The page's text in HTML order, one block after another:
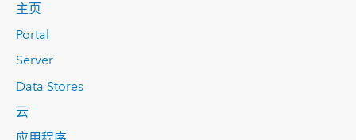
主页
Portal
Server
Data Stores
云